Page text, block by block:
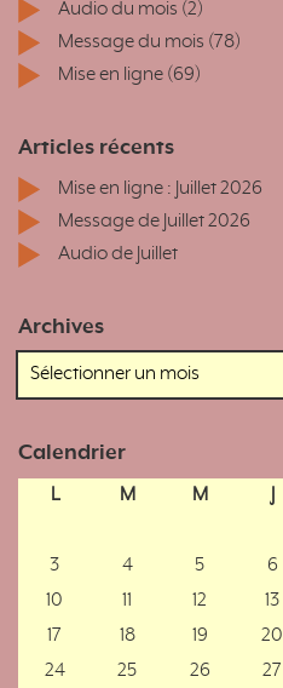
Audio du mois (2)
Message du mois (78)
Mise en ligne (69)
Articles récents
Mise en ligne : Juillet 2026
Message de Juillet 2026
Audio de Juillet
Archives
Calendrier
L M M J
3
4 5 6
10
11 12 13
17
18 19 20
24
25 26 27